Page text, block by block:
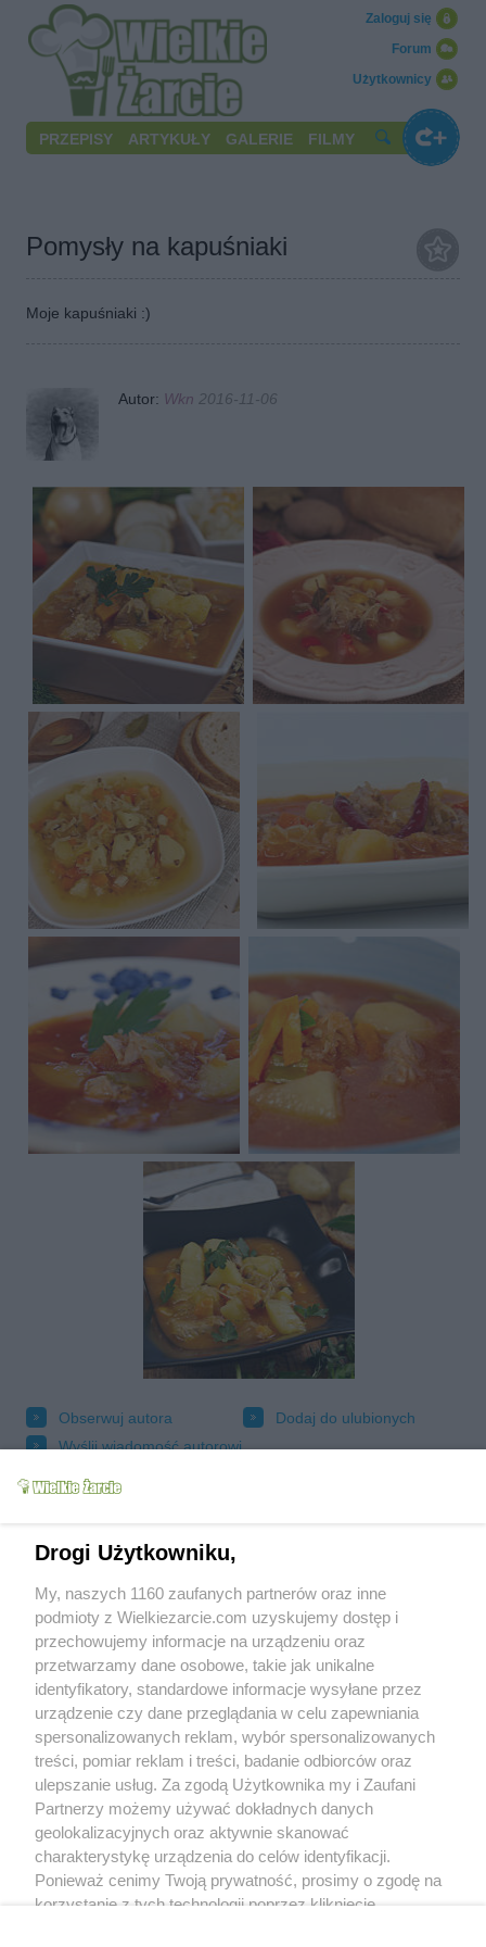
Użytkownicy
Forum
Zaloguj się
PRZEPISY ARTYKUŁY GALERIE FILMY
Pomysły na kapuśniaki
Moje kapuśniaki :)
Autor: Wkn 2016-11-06
Obserwuj autora
Dodaj do ulubionych
Wyślij wiadomość autorowi
Grupy:
Żarcie
Tagi:
kapuśniak rozgrzewające
zupy
więcej tagów
Zobacz wszystkie komentarze (
chef01 (2016-11-07 18:31)
Wszystkie kompozycje wyglądają bardzo
ładnie.
Drogi Użytkowniku,
My, naszych 1160 zaufanych partnerów oraz inne
podmioty z Wielkiezarcie.com uzyskujemy dostęp i
przechowujemy informacje na urządzeniu oraz
przetwarzamy dane osobowe, takie jak unikalne
identyfikatory, standardowe informacje wysyłane przez
urządzenie czy dane przeglądania w celu zapewniania
spersonalizowanych reklam, wybór spersonalizowanych
treści, pomiar reklam i treści, badanie odbiorców oraz
ulepszanie usług. Za zgodą Użytkownika my i Zaufani
Partnerzy możemy używać dokładnych danych
geolokalizacyjnych oraz aktywnie skanować
charakterystykę urządzenia do celów identyfikacji.
Ponieważ cenimy Twoją prywatność, prosimy o zgodę na
korzystanie z tych technologii poprzez kliknięcie